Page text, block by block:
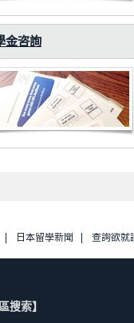
金咨詢
日本留學新聞 查詢欲就
搜索】